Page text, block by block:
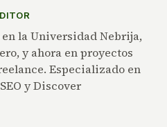
la Universidad Nebrija,
y ahora en proyectos
Especializado en
y Discover